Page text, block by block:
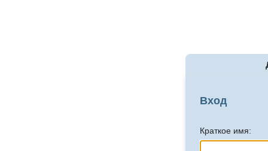
Вход
Краткое имя: